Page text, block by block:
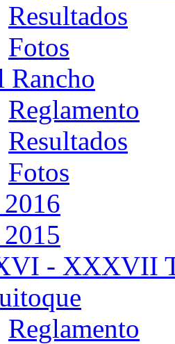
Resultados
Fotos
Rancho
Reglamento
Resultados
Fotos
- XXXVII
Reglamento